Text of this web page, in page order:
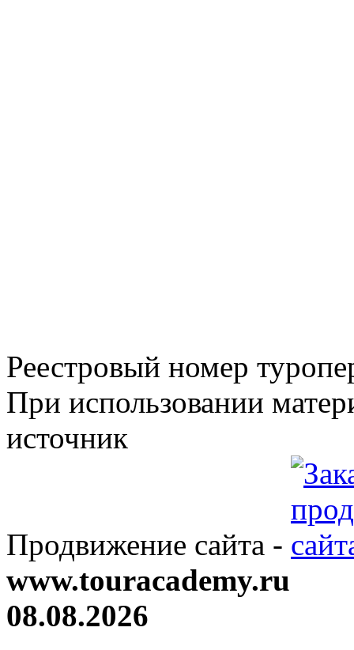
Реестровый номер
При использовании
источник
Продвижение сайта -
www.touracademy.ru
08.08.2026